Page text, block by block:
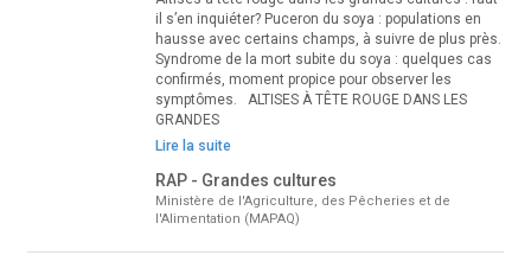
il s’en inquiéter? Puceron du soya : populations en
hausse avec certains champs, à suivre de plus près.
Syndrome de la mort subite du soya : quelques cas
confirmés, moment propice pour observer les
symptômes. ALTISES À TÊTE ROUGE DANS LES
GRANDES
Lire la suite
RAP - Grandes cultures
Ministère de l'Agriculture, des Pêcheries et de
l'Alimentation (MAPAQ)